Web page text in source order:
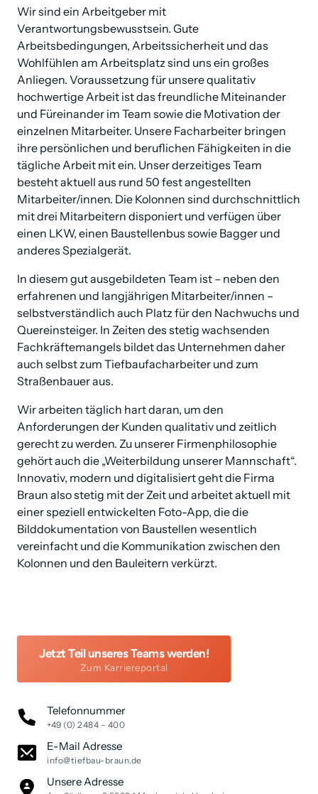
Wir sind ein Arbeitgeber mit
Verantwortungsbewusstsein. Gute
Arbeitsbedingungen, Arbeitssicherheit und das
Wohlfühlen am Arbeitsplatz sind uns ein großes
Anliegen. Voraussetzung für unsere qualitativ
hochwertige Arbeit ist das freundliche Miteinander
und Füreinander im Team sowie die Motivation der
einzelnen Mitarbeiter. Unsere Facharbeiter bringen
ihre persönlichen und beruflichen Fähigkeiten in die
tägliche Arbeit mit ein. Unser derzeitiges Team
besteht aktuell aus rund 50 fest angestellten
Mitarbeiter/innen. Die Kolonnen sind durchschnittlich
mit drei Mitarbeitern disponiert und verfügen über
einen LKW, einen Baustellenbus sowie Bagger und
anderes Spezialgerät.
In diesem gut ausgebildeten Team ist – neben den
erfahrenen und langjährigen Mitarbeiter/innen –
selbstverständlich auch Platz für den Nachwuchs und
Quereinsteiger. In Zeiten des stetig wachsenden
Fachkräftemangels bildet das Unternehmen daher
auch selbst zum Tiefbaufacharbeiter und zum
Straßenbauer aus.
Wir arbeiten täglich hart daran, um den
Anforderungen der Kunden qualitativ und zeitlich
gerecht zu werden. Zu unserer Firmenphilosophie
gehört auch die „Weiterbildung unserer Mannschaft“.
Innovativ, modern und digitalisiert geht die Firma
Braun also stetig mit der Zeit und arbeitet aktuell mit
einer speziell entwickelten Foto-App, die die
Bilddokumentation von Baustellen wesentlich
vereinfacht und die Kommunikation zwischen den
Kolonnen und den Bauleitern verkürzt.
Jetzt Teil unseres Teams werden!
Zum Karriereportal
Telefonnummer
+49 (0) 2484 – 400
E-Mail Adresse
info@tiefbau-braun.de
Unsere Adresse